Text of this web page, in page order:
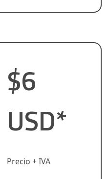
$6
USD*
Precio + IVA